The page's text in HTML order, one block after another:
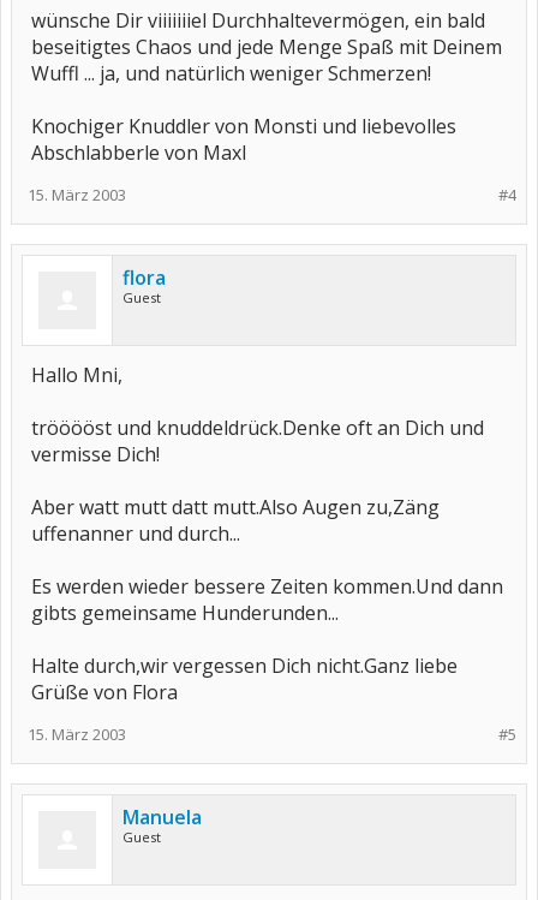
wünsche Dir viiiiiiiel Durchhaltevermögen, ein bald
beseitigtes Chaos und jede Menge Spaß mit Deinem
Wuffl ... ja, und natürlich weniger Schmerzen!
Knochiger Knuddler von Monsti und liebevolles
Abschlabberle von Maxl
#4
15. März 2003
flora
Guest
Hallo Mni,
trööööst und knuddeldrück.Denke oft an Dich und
vermisse Dich!
Aber watt mutt datt mutt.Also Augen zu,Zäng
uffenanner und durch...
Es werden wieder bessere Zeiten kommen.Und dann
gibts gemeinsame Hunderunden...
Halte durch,wir vergessen Dich nicht.Ganz liebe
Grüße von Flora
#5
15. März 2003
Manuela
Guest